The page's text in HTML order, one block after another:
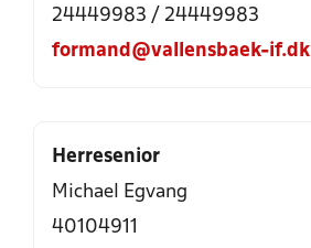
24449983 / 24449983
formand@vallensbaek-if.dk
Herresenior
Michael Egvang
40104911